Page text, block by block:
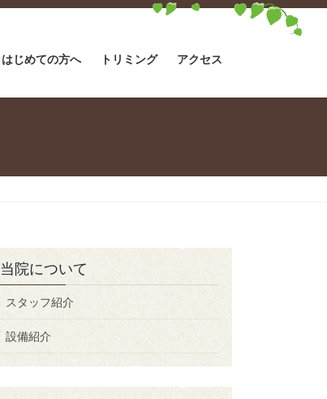
はじめての方へ トリミング アクセス
当院について
スタッフ紹介
設備紹介